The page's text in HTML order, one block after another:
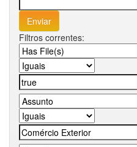
Filtros correntes: